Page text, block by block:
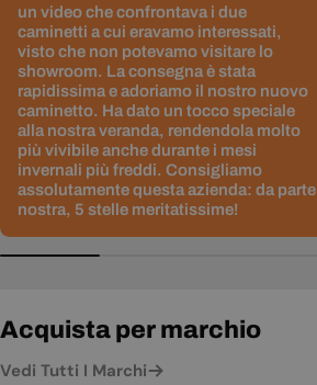
un video che confrontava i due
caminetti a cui eravamo interessati,
visto che non potevamo visitare lo
showroom. La consegna è stata
rapidissima e adoriamo il nostro nuovo
caminetto. Ha dato un tocco speciale
alla nostra veranda, rendendola molto
più vivibile anche durante i mesi
invernali più freddi. Consigliamo
assolutamente questa azienda: da parte
nostra, 5 stelle meritatissime!
Acquista per marchio
Vedi Tutti I Marchi